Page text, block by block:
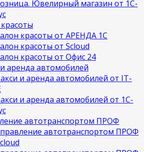
Ювелирный магазин от 1С-
красоты от АРЕНДА 1С
красоты от Scloud
красоты от Офис 24
аренда автомобилей
и аренда автомобилей от IT-
и аренда автомобилей от 1С-
автотранспортом ПРОФ
автотранспортом ПРОФ